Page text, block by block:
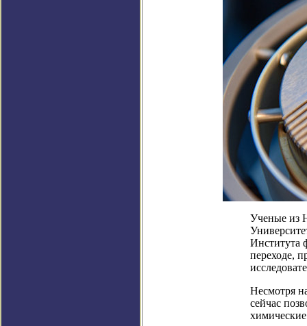
Ученые из
Института
переходе,
Несмотря
сейчас